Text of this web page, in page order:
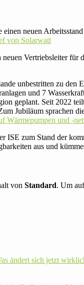
neuen
von Solarwatt
Vertriebsleiter
unbestritten zu den
und 7
geplant. Seit 2022
Jubiläum sprachen
Wärmepumpen und -
ISE zum Stand der
aus und
von Standard. Um
ändert sich jetzt